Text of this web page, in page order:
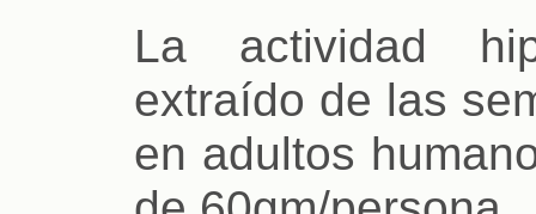
La actividad
extraído de las
en adultos